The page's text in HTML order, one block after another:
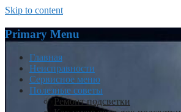
Skip to content
Primary Menu
Главная
Неисправности
Сервисное меню
Полезные советы
Ремонт подсветки